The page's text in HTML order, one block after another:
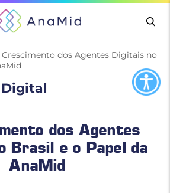
Crescimento dos Agentes Digitais no
dos Agentes
Brasil e o Papel da
AnaMid